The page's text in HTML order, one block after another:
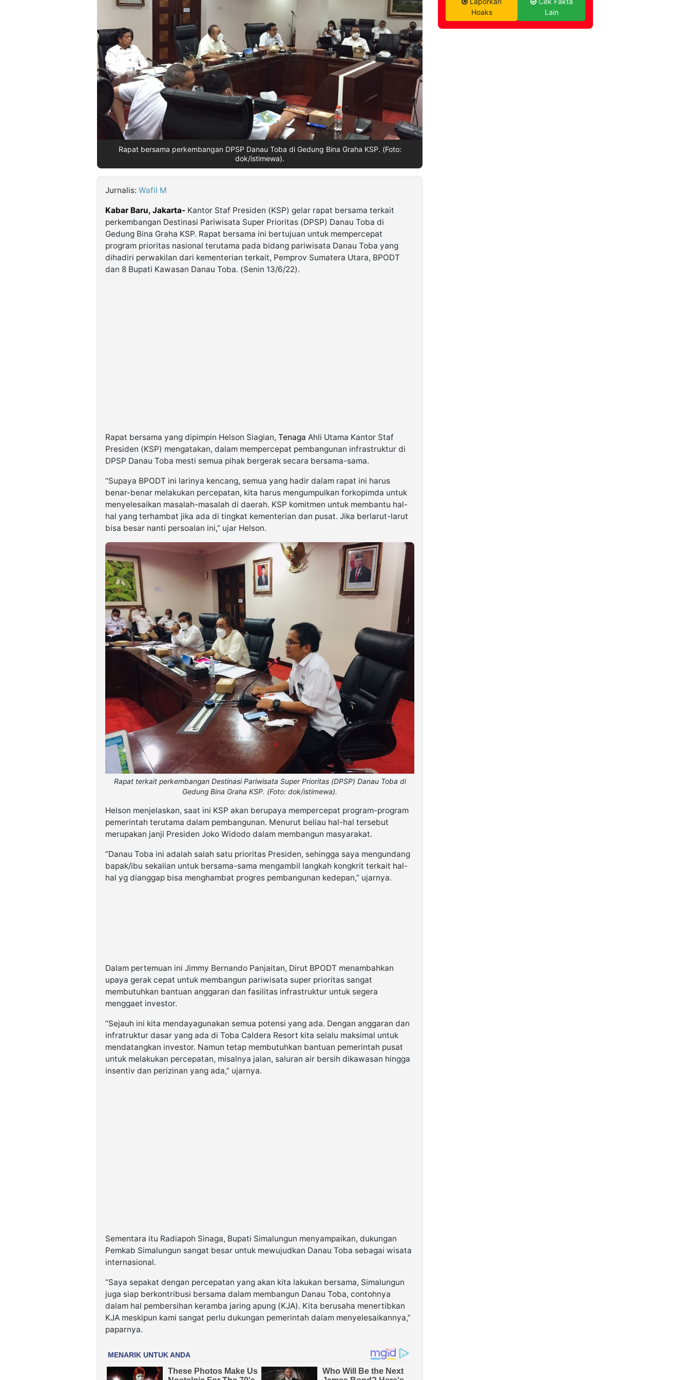
Rapat bersama perkembangan DPSP Danau Toba di Gedung Bina Graha KSP. (Foto:
dok/istimewa).
Jurnalis: Wafil M
Kabar Baru, Jakarta- Kantor Staf Presiden (KSP) gelar rapat bersama terkait
perkembangan Destinasi Pariwisata Super Prioritas (DPSP) Danau Toba di
Gedung Bina Graha KSP. Rapat bersama ini bertujuan untuk mempercepat
program prioritas nasional terutama pada bidang pariwisata Danau Toba yang
dihadiri perwakilan dari kementerian terkait, Pemprov Sumatera Utara, BPODT
dan 8 Bupati Kawasan Danau Toba. (Senin 13/6/22).
Rapat bersama yang dipimpin Helson Siagian, Tenaga Ahli Utama Kantor Staf
Presiden (KSP) mengatakan, dalam mempercepat pembangunan infrastruktur di
DPSP Danau Toba mesti semua pihak bergerak secara bersama-sama.
“Supaya BPODT ini larinya kencang, semua yang hadir dalam rapat ini harus
benar-benar melakukan percepatan, kita harus mengumpulkan forkopimda untuk
menyelesaikan masalah-masalah di daerah. KSP komitmen untuk membantu hal-
hal yang terhambat jika ada di tingkat kementerian dan pusat. Jika berlarut-larut
bisa besar nanti persoalan ini,” ujar Helson.
Rapat terkait perkembangan Destinasi Pariwisata Super Prioritas (DPSP) Danau Toba di
Gedung Bina Graha KSP. (Foto: dok/istimewa).
Helson menjelaskan, saat ini KSP akan berupaya mempercepat program-program
pemerintah terutama dalam pembangunan. Menurut beliau hal-hal tersebut
merupakan janji Presiden Joko Widodo dalam membangun masyarakat.
“Danau Toba ini adalah salah satu prioritas Presiden, sehingga saya mengundang
bapak/ibu sekalian untuk bersama-sama mengambil langkah kongkrit terkait hal-
hal yg dianggap bisa menghambat progres pembangunan kedepan,” ujarnya.
Dalam pertemuan ini Jimmy Bernando Panjaitan, Dirut BPODT menambahkan
upaya gerak cepat untuk membangun pariwisata super prioritas sangat
membutuhkan bantuan anggaran dan fasilitas infrastruktur untuk segera
menggaet investor.
“Sejauh ini kita mendayagunakan semua potensi yang ada. Dengan anggaran dan
infratruktur dasar yang ada di Toba Caldera Resort kita selalu maksimal untuk
mendatangkan investor. Namun tetap membutuhkan bantuan pemerintah pusat
untuk melakukan percepatan, misalnya jalan, saluran air bersih dikawasan hingga
insentiv dan perizinan yang ada,” ujarnya.
Sementara itu Radiapoh Sinaga, Bupati Simalungun menyampaikan, dukungan
Pemkab Simalungun sangat besar untuk mewujudkan Danau Toba sebagai wisata
internasional.
“Saya sepakat dengan percepatan yang akan kita lakukan bersama, Simalungun
juga siap berkontribusi bersama dalam membangun Danau Toba, contohnya
dalam hal pembersihan keramba jaring apung (KJA). Kita berusaha menertibkan
KJA meskipun kami sangat perlu dukungan pemerintah dalam menyelesaikannya,”
paparnya.
Hoaks
Lain